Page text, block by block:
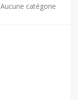
Aucune catégorie